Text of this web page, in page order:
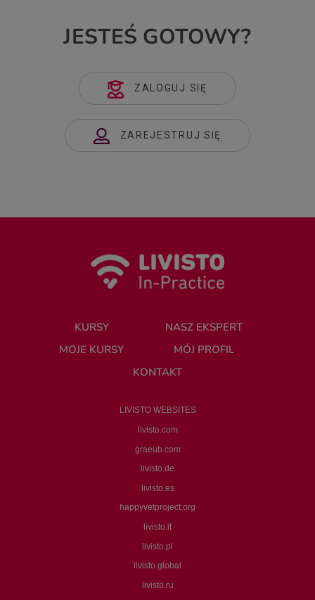
JESTEŚ GOTOWY?
ZALOGUJ SIĘ
ZAREJESTRUJ SIĘ
KURSY
NASZ EKSPERT
MOJE KURSY
MÓJ PROFIL
KONTAKT
LIVISTO WEBSITES
livisto.com
graeub.com
livisto.de
livisto.es
happyvetproject.org
livisto.it
livisto.pl
livisto.global
livisto.ru